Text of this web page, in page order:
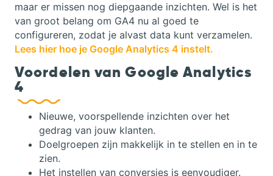
maar er missen nog diepgaande inzichten. Wel is het
van groot belang om GA4 nu al goed te
configureren, zodat je alvast data kunt verzamelen.
Lees hier hoe je Google Analytics 4 instelt.
Voordelen van Google Analytics
4
Nieuwe, voorspellende inzichten over het
gedrag van jouw klanten.
Doelgroepen zijn makkelijk in te stellen en in te
zien.
Het instellen van conversies is eenvoudiger.